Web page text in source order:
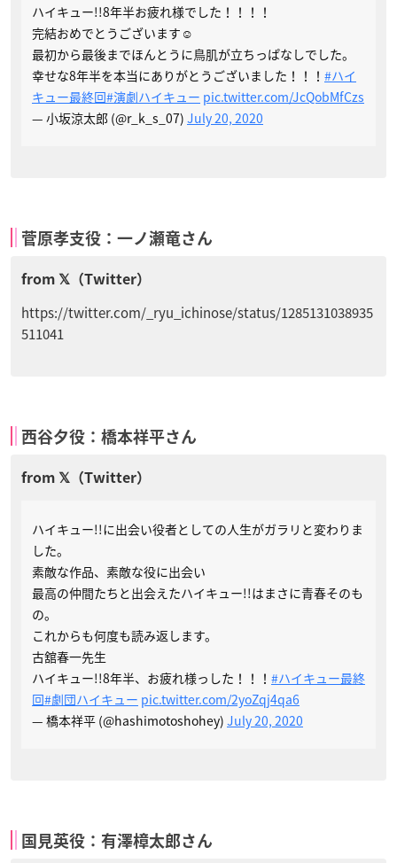
ハイキュー!!8年半お疲れ様でした！！！！
完結おめでとうございます☺︎
最初から最後までほんとうに鳥肌が立ちっぱなしでした。
幸せな8年半を本当にありがとうございました！！！ #ハイ
キュー最終回#演劇ハイキュー pic.twitter.com/JcQobMfCzs
— 小坂涼太郎 (@r_k_s_07) July 20, 2020
菅原孝支役：一ノ瀬竜さん
https://twitter.com/_ryu_ichinose/status/1285131038935
511041
西谷夕役：橋本祥平さん
ハイキュー!!に出会い役者としての人生がガラリと変わりま
した。
素敵な作品、素敵な役に出会い
最高の仲間たちと出会えたハイキュー!!はまさに青春そのも
の。
これからも何度も読み返します。
古舘春一先生
ハイキュー!!8年半、お疲れ様っした！！！ #ハイキュー最終
回#劇団ハイキュー pic.twitter.com/2yoZqj4qa6
— 橋本祥平 (@hashimotoshohey) July 20, 2020
国見英役：有澤樟太郎さん